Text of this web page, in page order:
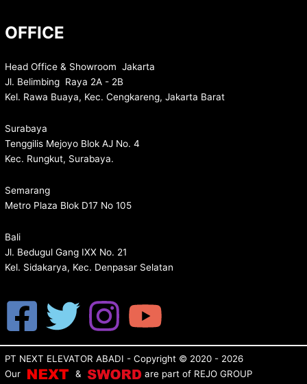
OFFICE
Head Office & Showroom Jakarta
Jl. Belimbing Raya 2A - 2B
Kel. Rawa Buaya, Kec. Cengkareng, Jakarta Barat
Surabaya
Tenggilis Mejoyo Blok AJ No. 4
Kec. Rungkut, Surabaya.
Semarang
Metro Plaza Blok D17 No 105
Bali
Jl. Bedugul Gang IXX No. 21
Kel. Sidakarya, Kec. Denpasar Selatan
PT NEXT ELEVATOR ABADI - Copyright © 2020 - 2026
Our
& are part of REJO GROUP